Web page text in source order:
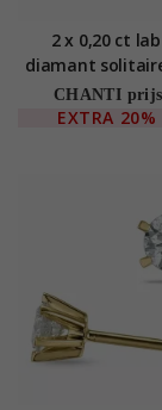
2 x 0,20 ct
diamant
14 karaat
grown
CHANTI prijs
EXTRA 20%